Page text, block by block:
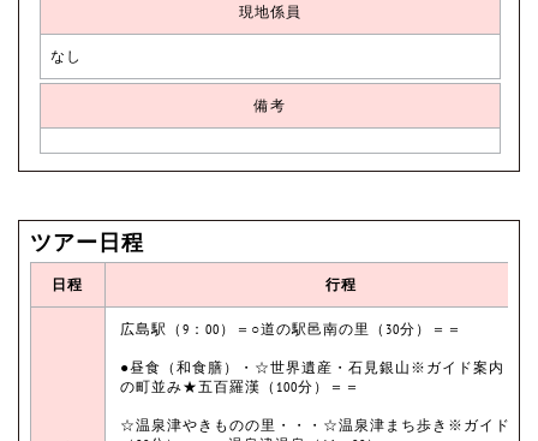
現地係員
なし
備考
ツアー日程
日程 行程
広島駅（9：00）＝○道の駅邑南の里（30分）＝＝
●昼食（和食膳）・☆世界遺産・石見銀山※ガイド案内 大
の町並み★五百羅漢（100分）＝＝
☆温泉津やきものの里・・・☆温泉津まち歩き※ガイド案